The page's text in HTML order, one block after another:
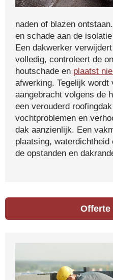
naden of blazen
en schade aan de
Een dakwerker
volledig, controleert de
houtschade en plaatst
afwerking. Tegelijk
aangebracht volgens de
een verouderd
vochtproblemen en
dak aanzienlijk. Een
plaatsing,
de opstanden en
Offerte